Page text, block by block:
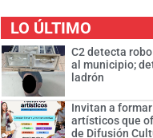
LO ÚLTIMO
C2 detecta
al municipio;
ladrón
Invitan a
artísticos que
de Difusión